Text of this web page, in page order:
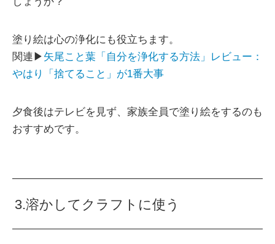
塗り絵は心の浄化にも役立ちます。
関連▶ 矢尾こと葉「自分を浄化する方法」レビュー：
やはり「捨てること」が1番大事
夕食後はテレビを見ず、家族全員で塗り絵をするのも
おすすめです。
3.溶かしてクラフトに使う